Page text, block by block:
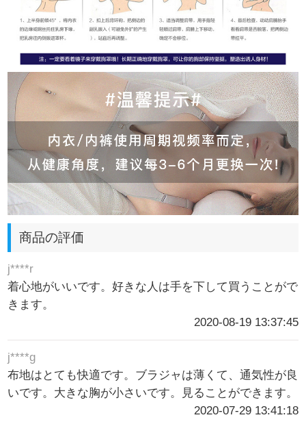
商品の評価
j****r
着心地がいいです。好きな人は手を下して買うことがで
きます。
2020-08-19 13:37:45
j****g
布地はとても快適です。ブラジャは薄くて、通気性が良
いです。大きな胸が小さいです。見ることができます。
2020-07-29 13:41:18